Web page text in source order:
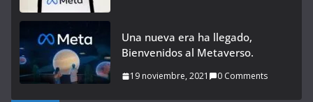
Una nueva era ha llegado,
Bienvenidos al Metaverso.
19 noviembre, 2021 0 Comments